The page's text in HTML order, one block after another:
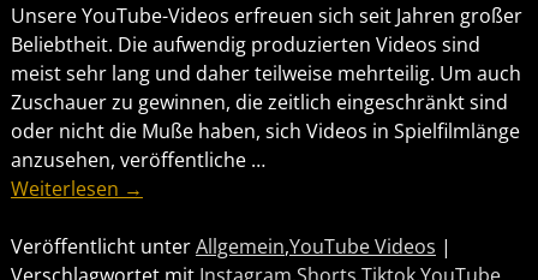
Unsere YouTube-Videos erfreuen sich seit Jahren großer
Beliebtheit. Die aufwendig produzierten Videos sind
meist sehr lang und daher teilweise mehrteilig. Um auch
Zuschauer zu gewinnen, die zeitlich eingeschränkt sind
oder nicht die Muße haben, sich Videos in Spielfilmlänge
anzusehen, veröffentliche …
Weiterlesen →
Veröffentlicht unterAllgemein,YouTube Videos |
Verschlagwortet mit Instagram,Shorts,Tiktok,YouTube